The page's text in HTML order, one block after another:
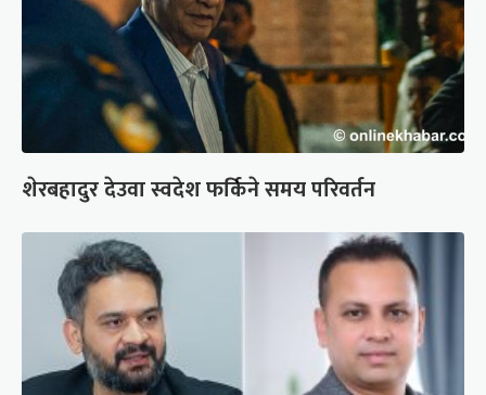
शेरबहादुर देउवा स्वदेश फर्किने समय परिवर्तन